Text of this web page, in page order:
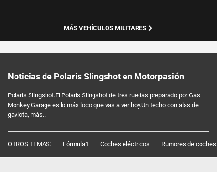
MÁS VEHÍCULOS MILITARES
Noticias de Polaris Slingshot en Motorpasión
Polaris Slingshot:El Polaris Slingshot de tres ruedas preparado por Gas
Monkey Garage es lo más loco que vas a ver hoy.Un techo con alas de
gaviota, más..
OTROS TEMAS: Fórmula1 Coches eléctricos Rumores de coches